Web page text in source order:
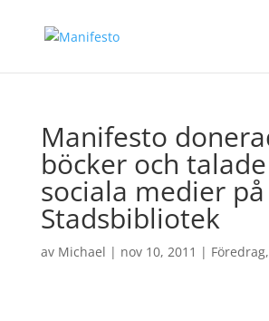
Manifesto
böcker och
sociala medier
Stadsbibliotek
av Michael | nov 10, 2011 | Föredrag,